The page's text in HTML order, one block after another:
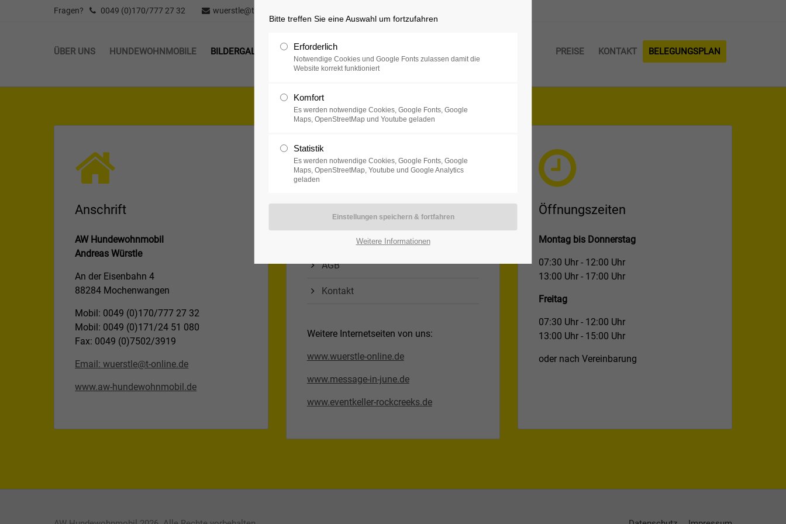
Anmelden
Lorem ipsum dolor sit amet:
24h
Cybersteel Inc.
Have any questions?
Drop us a line
info@yourdomain.com
Lorem ipsum dolor sit amet,
Fragen? 0049 (0)170/777 27 32 wuerstle@t-online.de
ÜBER UNS HUNDEWOHNMOBILE BILDERGALERIE PREISE BELEGUNGSPLAN
KONTAKT
Anschrift
AW Hundewohnmobil
Andreas Würstle
An der Eisenbahn 4
88284 Mochenwangen
Mobil: 0049 (0)170/777 27 32
Mobil: 0049 (0)171/24 51 080
Fax: 0049 (0)7502/3919
Email: wuerstle@t-online.de
www.aw-hundewohnmobil.de
AGB
Kontakt
Weitere Internetseiten von uns:
www.wuerstle-online.de
www.message-in-june.de
www.eventkeller-rockcreeks.de
Öffnungszeiten
Montag bis Donnerstag
07:30 Uhr - 12:00 Uhr
13:00 Uhr - 17:00 Uhr
Freitag
07:30 Uhr - 12:00 Uhr
13:00 Uhr - 15:00 Uhr
oder nach Vereinbarung
Bitte treffen Sie eine Auswahl um fortzufahren
Erforderlich
Notwendige Cookies und Google Fonts zulassen damit die
Website korrekt funktioniert
Komfort
Es werden notwendige Cookies, Google Fonts, Google
Maps, OpenStreetMap und Youtube geladen
Statistik
Es werden notwendige Cookies, Google Fonts, Google
Maps, OpenStreetMap, Youtube und Google Analytics
geladen
Weitere Informationen